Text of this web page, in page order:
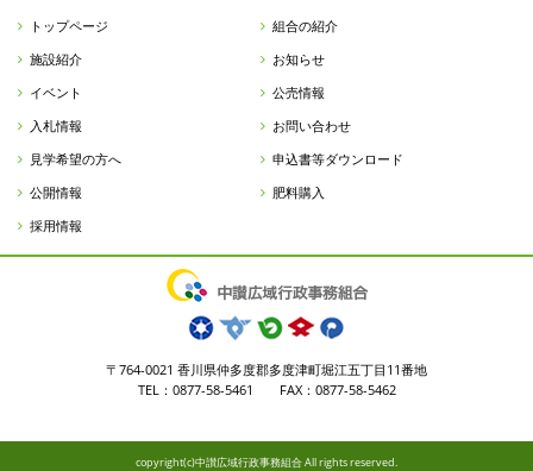
トップページ
組合の紹介
施設紹介
お知らせ
イベント
公売情報
入札情報
お問い合わせ
見学希望の方へ
申込書等ダウンロード
公開情報
肥料購入
採用情報
〒764-0021 香川県仲多度郡多度津町堀江五丁目11番地
TEL：0877-58-5461 FAX：0877-58-5462
copyright(c)中讃広域行政事務組合 All rights reserved.